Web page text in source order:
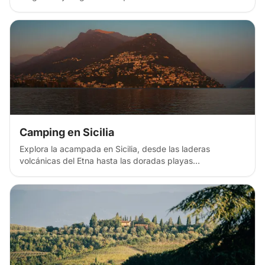
campings y alojamientos rurales en esta paradisíaca isla
italiana de aguas cristalinas, un interior agreste y el
encanto mediterráneo.
Camping en Sicilia
Explora la acampada en Sicilia, desde las laderas
volcánicas del Etna hasta las doradas playas
costeros agrestes, parcelas junto al mar y campings
rústicos cerca de antiguos templos griegos. Viaja en ferry
entre islas, despierta con paisajes diversos, saborea la
gastronomía siciliana en el camping y vive milenios de
historia: perfecto para inolvidables aventuras en volcanes,
islas y playas.